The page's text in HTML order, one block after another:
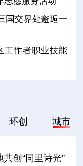
国交界处邂逅一
工作者职业技能
环创 城市
创“同里诗光”